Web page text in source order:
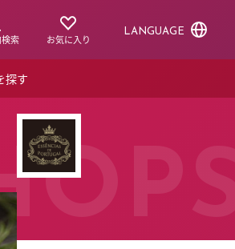
索 お気に入り
LANGUAGE
探す